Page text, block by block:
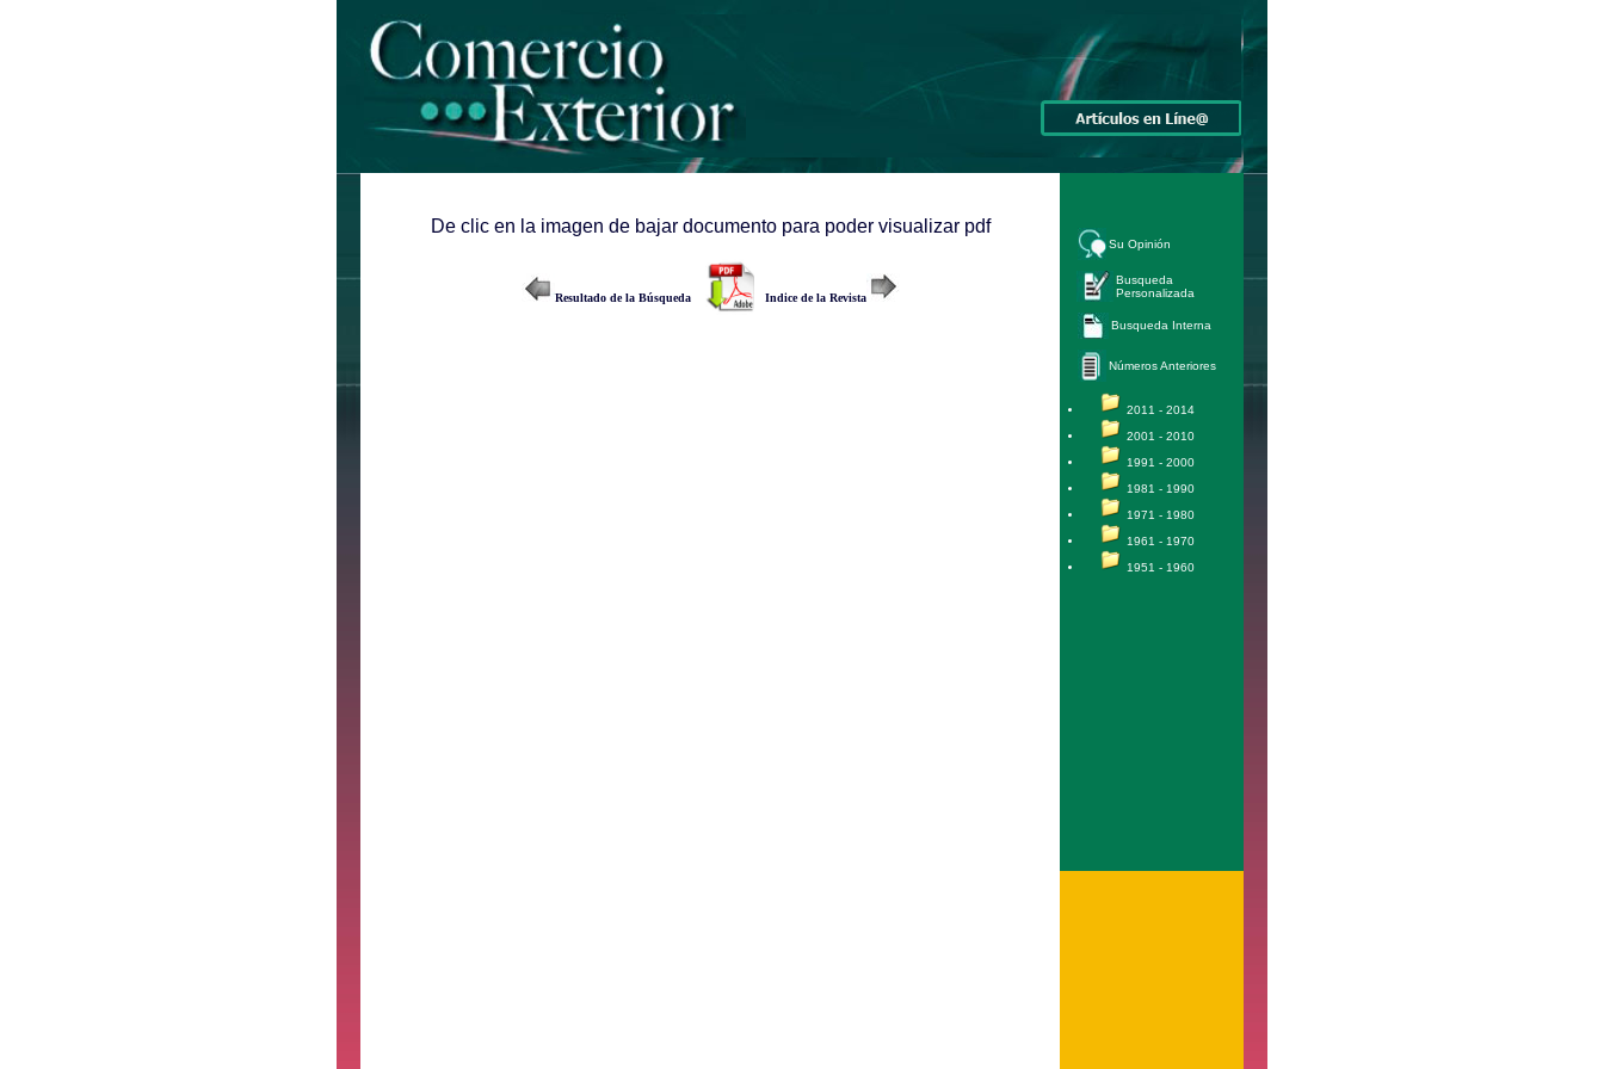
De clic en la imagen de bajar documento para poder visualizar pdf
Resultado de la Búsqueda Indice de la Revista
Su Opinión
Busqueda
Personalizada
Busqueda Interna
Números Anteriores
2011 - 2014
2001 - 2010
1991 - 2000
1981 - 1990
1971 - 1980
1961 - 1970
1951 - 1960